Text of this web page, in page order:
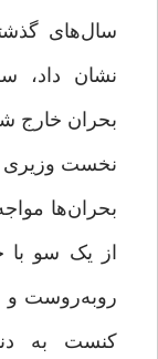
نشان داد،
بحران خارج
نخست وزیری
بحران‌ها
از یک سو با
روبه‌روست و
کنست به